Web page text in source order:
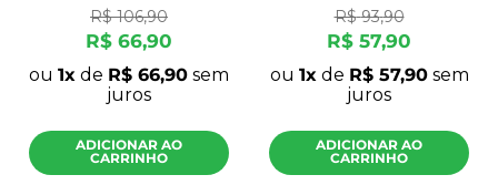
R$ 106,90
R$ 66,90
ou 1 de R$ 66,90 sem
juros
ADICIONAR AO
CARRINHO
R$ 93,90
R$ 57,90
ou 1 de R$ 57,90sem
juros
ADICIONAR AO
CARRINHO